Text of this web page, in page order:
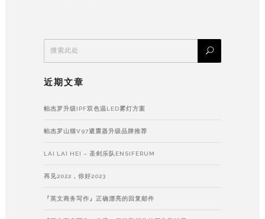
近期文章
帕杰罗升级IPF双色温LED雾灯方案
帕杰罗山猫V97避震器升级品牌推荐
LAI LAI HEI – 圣剑乐队ENSIFERUM
再见2022，你好2023
『英文商务写作』正确漂亮的回复邮件